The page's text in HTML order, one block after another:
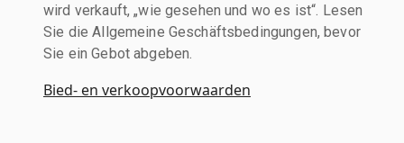
wird verkauft, „wie gesehen und wo es ist“. Lesen
Sie die Allgemeine Geschäftsbedingungen, bevor
Sie ein Gebot abgeben.
Bied- en verkoopvoorwaarden